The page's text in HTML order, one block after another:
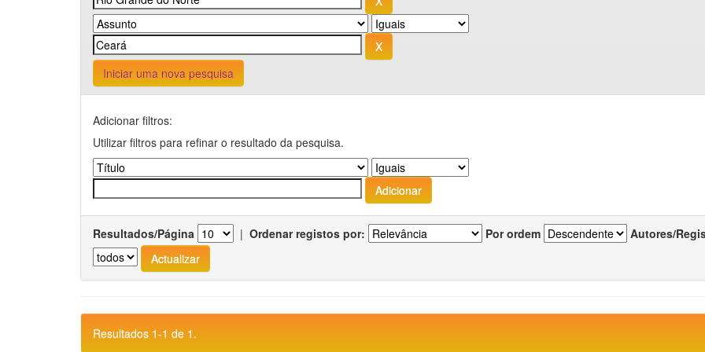
Iniciar uma nova pesquisa
Adicionar filtros:
Utilizar filtros para refinar o resultado da pesquisa.
Resultados/Página | Ordenar registos por: Por ordem Autores/
Resultados 1-1 de 1.